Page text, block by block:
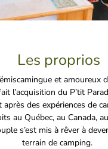
Les proprios
et amoureux
l’acquisition du P’tit
après des expériences de
au Québec, au Canada,
s’est mis à rêver à
terrain de camping.